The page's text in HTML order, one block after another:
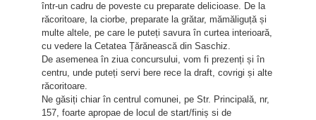
într-un cadru de poveste cu preparate delicioase. De la
răcoritoare, la ciorbe, preparate la grătar, mămăliguță și
multe altele, pe care le puteți savura în curtea interioară,
cu vedere la Cetatea Țărănească din Saschiz.
De asemenea în ziua concursului, vom fi prezenți și în
centru, unde puteți servi bere rece la draft, covrigi și alte
răcoritoare.
Ne găsiți chiar în centrul comunei, pe Str. Principală, nr,
157, foarte apropae de locul de start/finiș si de